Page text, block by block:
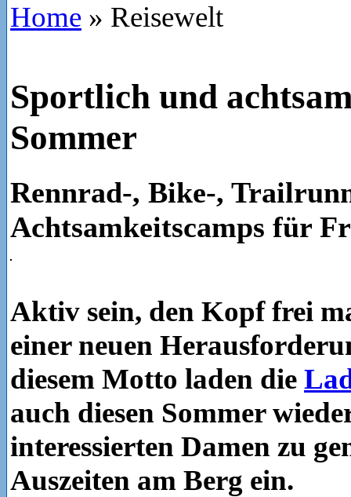
Home » Reisewelt
Sportlich und
Sommer
Rennrad-, Bike-,
Achtsamkeitscamps für
Aktiv sein, den Kopf frei
einer neuen
diesem Motto laden die
auch diesen Sommer
interessierten Damen zu
Auszeiten am Berg ein.